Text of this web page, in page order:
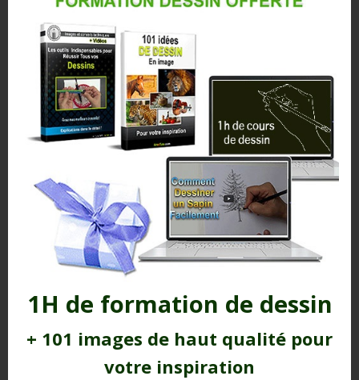
1H de formation de dessin
+ 101 images de haut qualité pour
votre inspiration